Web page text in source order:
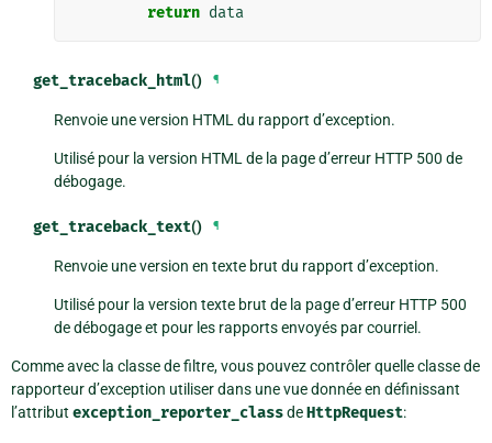
return data
get_traceback_html() ¶
Renvoie une version HTML du rapport d’exception.
Utilisé pour la version HTML de la page d’erreur HTTP 500 de
débogage.
get_traceback_text() ¶
Renvoie une version en texte brut du rapport d’exception.
Utilisé pour la version texte brut de la page d’erreur HTTP 500
de débogage et pour les rapports envoyés par courriel.
Comme avec la classe de filtre, vous pouvez contrôler quelle classe de
rapporteur d’exception utiliser dans une vue donnée en définissant
l’attribut exception_reporter_classdeHttpRequest: